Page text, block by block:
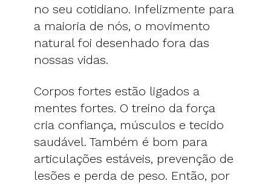
no seu cotidiano. Infelizmente para
a maioria de nós, o movimento
natural foi desenhado fora das
nossas vidas.
Corpos fortes estão ligados a
mentes fortes. O treino da força
cria confiança, músculos e tecido
saudável. Também é bom para
articulações estáveis, prevenção de
lesões e perda de peso. Então, por